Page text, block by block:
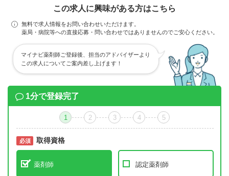
この求人に興味がある方はこちら
無料で求人情報をお問い合わせいただけます。
薬局・病院等への直接応募・問い合わせではありませんのでご安心ください。
マイナビ薬剤師ご登録後、担当のアドバイザーより
この求人についてご案内差し上げます！
1分で登録完了
1 2 3 4 5
必須 取得資格
薬剤師 認定薬剤師